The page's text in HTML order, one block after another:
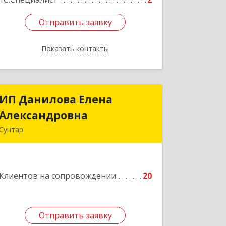
Отправить заявку
Показать контакты
Отправить заявку
Назад
ИП Данилова Елена
Клиентов на сопровождении 20
Отправить заявку
ИП Данилова Елена
Александровна
Отправить заявку